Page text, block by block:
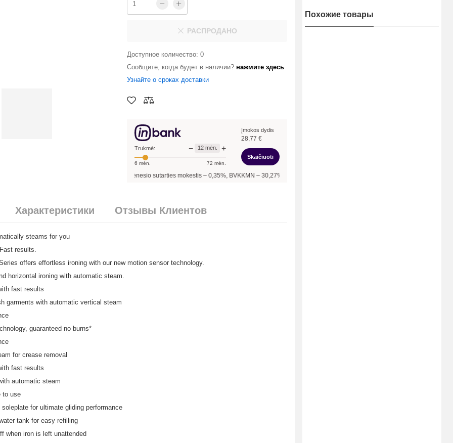
РАСПРОДАНО
Доступное количество: 0
Сообщите, когда будет в наличии? нажмите здесь
Узнайте о сроках доставки
Trukmė: − 12mėn. +
6 mėn. 72 mėn.
Įmokos dydis
28,77 €
Skaičiuoti
%, mėnesio sutarties mokestis –0,35%, BVKKMN –30,27 %, bendra mokėtina suma –
Характеристики Отзывы Клиентов
steams for you
results.
offers effortless ironing with our new motion sensor technology.
horizontal ironing with automatic steam.
fast results
garments with automatic vertical steam
guaranteed no burns*
for crease removal
fast results
automatic steam
to use
for ultimate gliding performance
tank for easy refilling
when iron is left unattended
Похожие товары